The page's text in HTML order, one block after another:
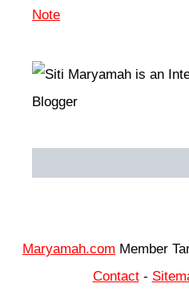
Note
Maryamah.com Member
Contact-